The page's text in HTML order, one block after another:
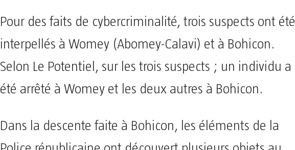
Pour des faits de cybercriminalité, trois suspects ont été
interpellés à Womey (Abomey-Calavi) et à Bohicon.
Selon Le Potentiel, sur les trois suspects ; un individu a
été arrêté à Womey et les deux autres à Bohicon.
Dans la descente faite à Bohicon, les éléments de la